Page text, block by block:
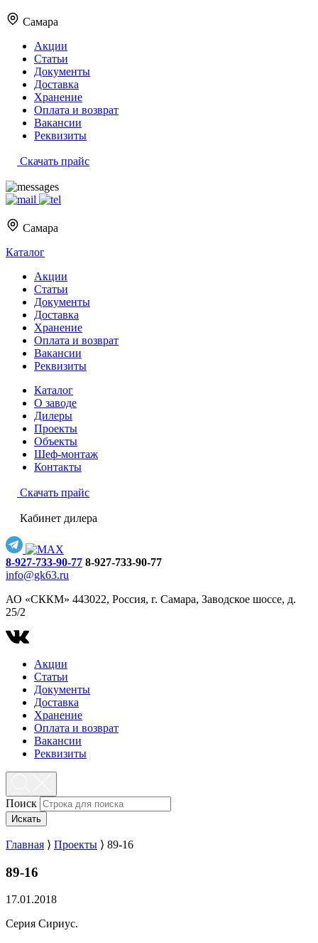
Самара
Акции
Статьи
Документы
Доставка
Хранение
Оплата и возврат
Вакансии
Реквизиты
Скачать прайс
Самара
Каталог
Акции
Статьи
Документы
Доставка
Хранение
Оплата и возврат
Вакансии
Реквизиты
Каталог
О заводе
Дилеры
Проекты
Объекты
Шеф-монтаж
Контакты
Скачать прайс
Кабинет дилера
8-927-733-90-77 8-927-733-90-77
info@gk63.ru
АО «СККМ» 443022, Россия, г. Самара, Заводское шоссе, д.
25/2
Акции
Статьи
Документы
Доставка
Хранение
Оплата и возврат
Вакансии
Реквизиты
Поиск
Искать
Главная ⟩ Проекты ⟩ 89-16
89-16
17.01.2018
Серия Сириус.